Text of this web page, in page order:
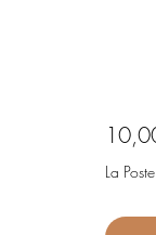
La Poste